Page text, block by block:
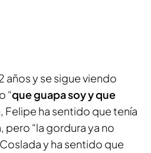
años y se sigue viendo
“que guapa soy y que
Felipe ha sentido que tenía
“la gordura ya no
y ha sentido que